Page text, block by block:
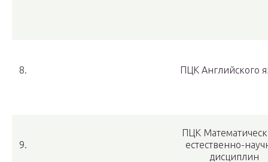
8. ПЦК Английского
9.
ПЦК
естественно-
дисциплин